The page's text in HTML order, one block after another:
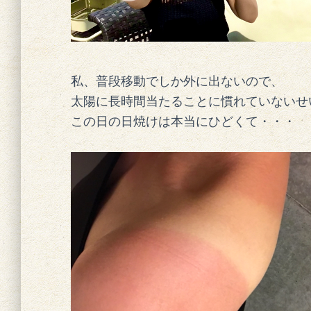
私、普段移動でしか外に出ないので、
太陽に長時間当たることに慣れていない
この日の日焼けは本当にひどくて・・・